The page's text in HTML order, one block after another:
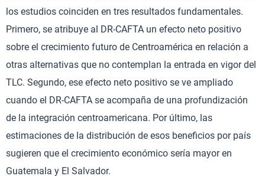
los estudios coinciden en tres resultados fundamentales.
Primero, se atribuye al DR-CAFTA un efecto neto positivo
sobre el crecimiento futuro de Centroamérica en relación a
otras alternativas que no contemplan la entrada en vigor del
TLC. Segundo, ese efecto neto positivo se ve ampliado
cuando el DR-CAFTA se acompaña de una profundización
de la integración centroamericana. Por último, las
estimaciones de la distribución de esos beneficios por país
sugieren que el crecimiento económico sería mayor en
Guatemala y El Salvador.